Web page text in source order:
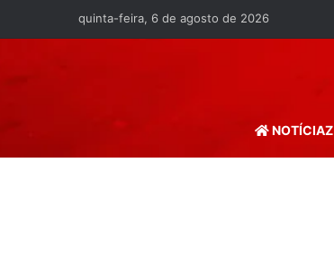
quinta-feira, 6 de agosto de 2026
NOTÍCIAZ